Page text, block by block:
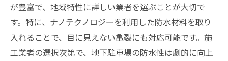
が豊富で、地域特性に詳しい業者を選ぶことが大切で
す。特に、ナノテクノロジーを利用した防水材料を取り
入れることで、目に見えない亀裂にも対応可能です。施
工業者の選択次第で、地下駐車場の防水性は劇的に向上